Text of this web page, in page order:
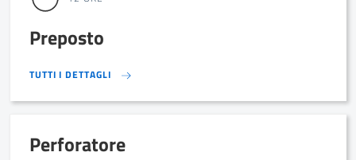
Preposto
TUTTI I DETTAGLI TUTTI I DETTAGLI
Perforatore